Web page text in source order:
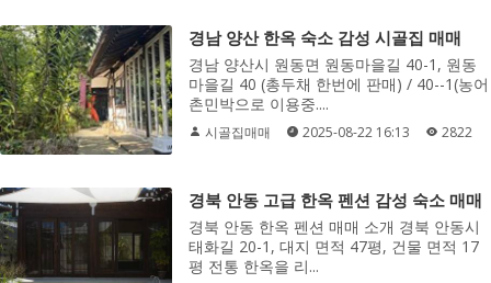
경남 양산 한옥 숙소 감성 시골집 매매
경남 양산시 원동면 원동마을길 40-1, 원동
마을길 40 (총두채 한번에 판매) / 40--1(농어
촌민박으로 이용중....
시골집매매 2025-08-22 16:13 2822
경북 안동 고급 한옥 펜션 감성 숙소 매매
경북 안동 한옥 펜션 매매 소개 경북 안동시
태화길 20-1, 대지 면적 47평, 건물 면적 17
평 전통 한옥을 리...